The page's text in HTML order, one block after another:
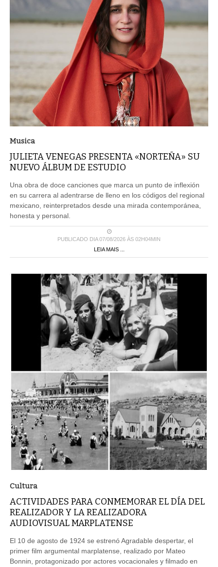
Musica
JULIETA VENEGAS PRESENTA «NORTEÑA» SU
NUEVO ÁLBUM DE ESTUDIO
Una obra de doce canciones que marca un punto de inflexión
en su carrera al adentrarse de lleno en los códigos del regional
mexicano, reinterpretados desde una mirada contemporánea,
honesta y personal.
PUBLICADO DIA 07/08/2026 ÀS 02H04MIN
LEIA MAIS ...
Cultura
ACTIVIDADES PARA CONMEMORAR EL DÍA DEL
REALIZADOR Y LA REALIZADORA
AUDIOVISUAL MARPLATENSE
El 10 de agosto de 1924 se estrenó Agradable despertar, el
primer film argumental marplatense, realizado por Mateo
Bonnin, protagonizado por actores vocacionales y filmado en